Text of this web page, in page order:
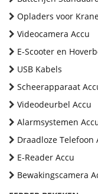
Opladers voor
Videocamera Accu
E-Scooter en
USB Kabels
Scheerapparaat
Videodeurbel Accu
Alarmsystemen
Draadloze Telefoon
E-Reader Accu
Bewakingscamera